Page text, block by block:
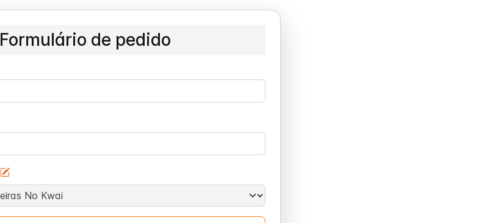
Formulário de pedido